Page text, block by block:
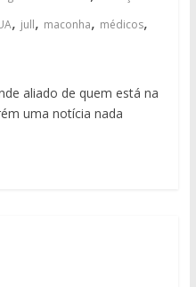
, jull, maconha, médicos,
aliado de quem está na
uma notícia nada